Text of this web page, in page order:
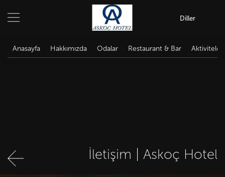
Diller
Anasayfa Hakkımızda Odalar Restaurant & Bar Aktiviteler
İletişim | Askoç Hotel